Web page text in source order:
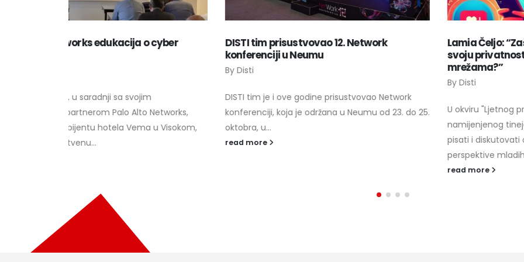
DISTI tim prisustvovao 12. Network
DISTI tim je i ove godine prisustvovao Network
konferenciji, koja je održana u Neumu od 23. do 25.
oktobra, u...
read more
Lamia Čeljo: “Zašto je bitno da zašitite
svoju privatnost na društvenim
U okviru "Ljetnog pripravničkog programa
namijenjenog tinejdžerima koji žele istraživati,
pisati i diskutovati o tehnološkim temama iz
By